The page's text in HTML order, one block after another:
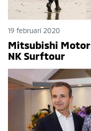
19 februari 2020
Mitsubishi
NK Surftour